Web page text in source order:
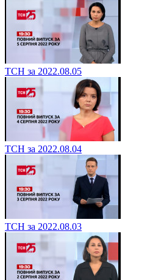
ТСН за 2022.08.05
ТСН за 2022.08.04
ТСН за 2022.08.03